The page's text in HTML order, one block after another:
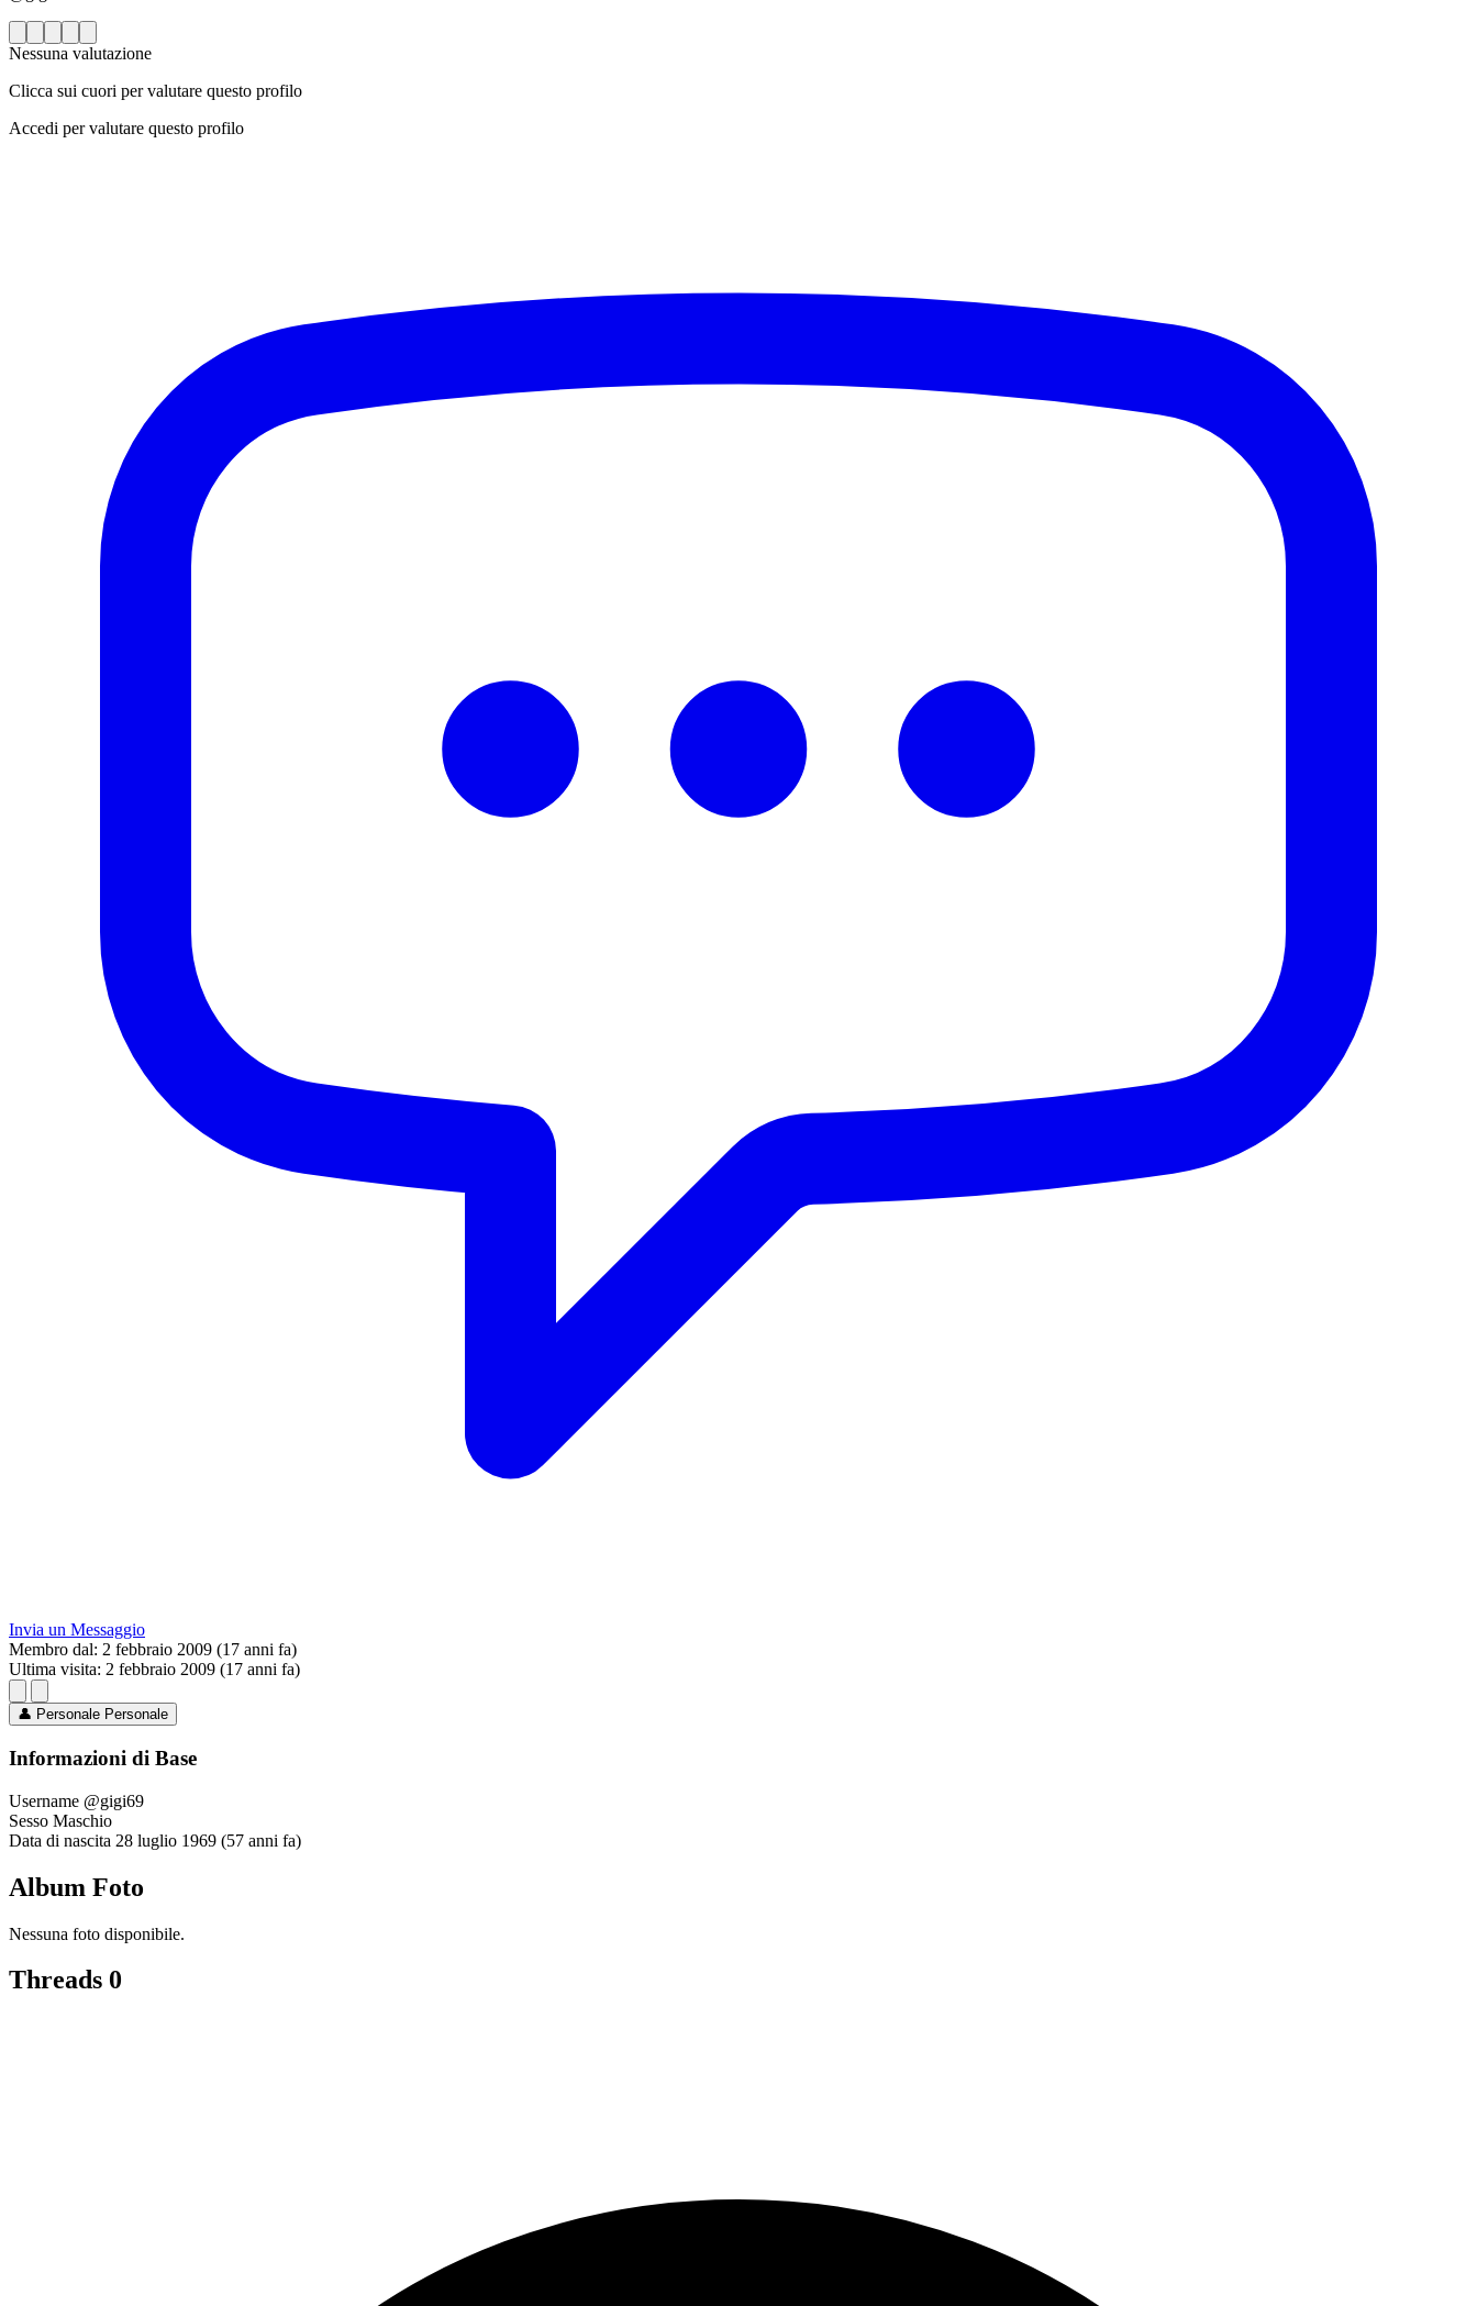
Nessuna valutazione
Clicca sui cuori per valutare questo profilo
Accedi per valutare questo profilo
Invia un Messaggio
Membro dal: 2 febbraio 2009 (17 anni fa)
Ultima visita: 2 febbraio 2009 (17 anni fa)
👤 Personale Personale
Informazioni di Base
Username @gigi69
Sesso Maschio
Data di nascita 28 luglio 1969 (57 anni fa)
Album Foto
Nessuna foto disponibile.
Threads 0